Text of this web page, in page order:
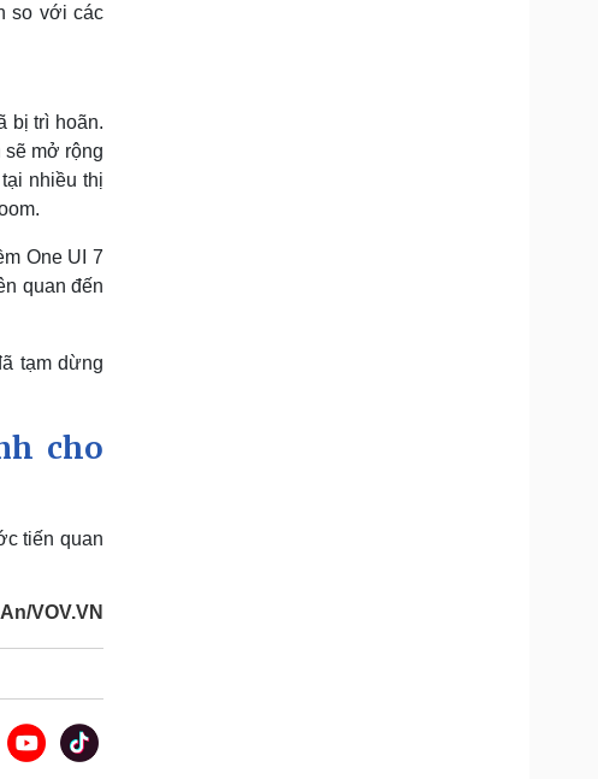
so với các
bị trì hoãn.
sẽ mở rộng
nhiều thị
One UI 7
quan đến
tạm dừng
cho
tiến quan
VOV.VN